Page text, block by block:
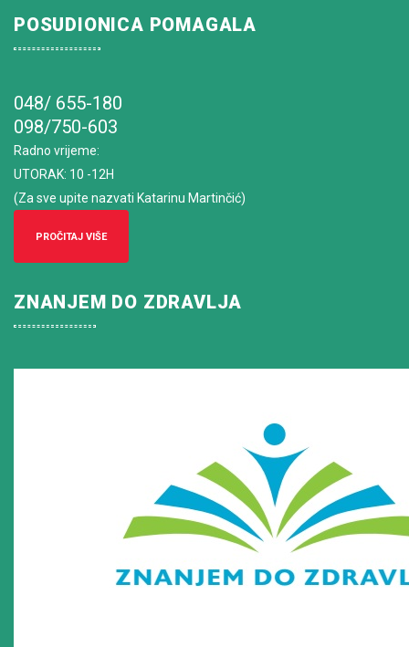
POSUDIONICA POMAGALA
048/ 655-180
098/750-603
Radno vrijeme:
UTORAK: 10 -12H
(Za sve upite nazvati Katarinu Martinčić)
PROČITAJ VIŠE
ZNANJEM DO ZDRAVLJA